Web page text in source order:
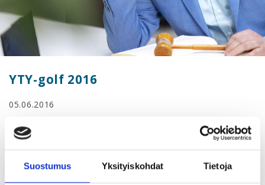
Suostumus Yksityiskohdat Tietoja
YTY-golf 2016
05.06.2016
YTY-golf 2016
YTYn golf-mestaruuksista pelataan sunnuntaina 5.6.2016